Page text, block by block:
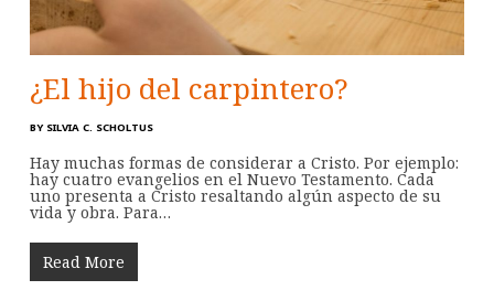
¿El hijo del carpintero?
BY SILVIA C. SCHOLTUS
Hay muchas formas de considerar a Cristo. Por ejemplo:
hay cuatro evangelios en el Nuevo Testamento. Cada
uno presenta a Cristo resaltando algún aspecto de su
vida y obra. Para…
Read More